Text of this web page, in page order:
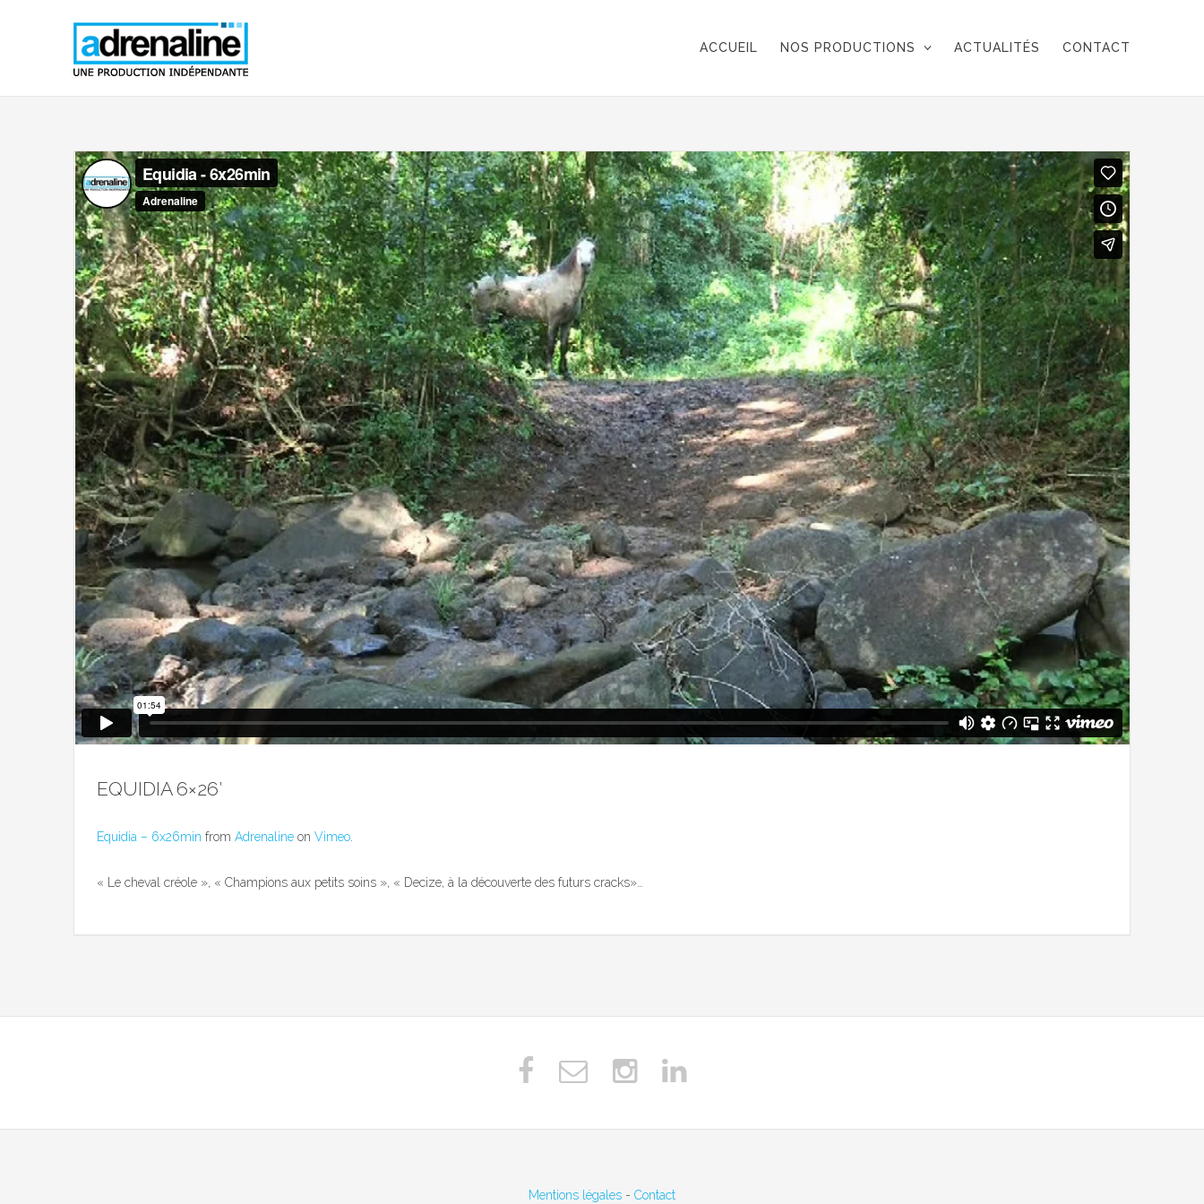
ACCUEIL NOS PRODUCTIONS ACTUALITÉS CONTACT
EQUIDIA 6×26′
Equidia – 6x26min from Adrenaline on Vimeo.
« Le cheval créole », « Champions aux petits soins », « Decize, à la découverte des futurs cracks»…
Mentions légales - Contact